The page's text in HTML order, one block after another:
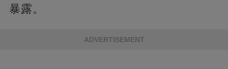
暴露。
ADVERTISEMENT